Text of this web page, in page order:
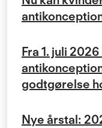
Fra 1. juli
godtgørelse
Nye årstal: